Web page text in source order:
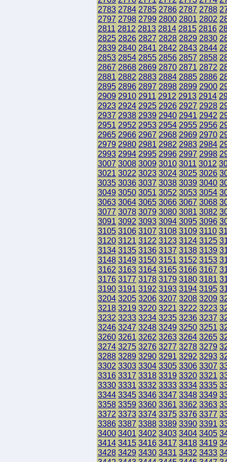
2783 2784 2785 2786 2787 2788
2797 2798 2799 2800 2801 2802
2811 2812 2813 2814 2815 2816
2825 2826 2827 2828 2829 2830
2839 2840 2841 2842 2843 2844
2853 2854 2855 2856 2857 2858
2867 2868 2869 2870 2871 2872
2881 2882 2883 2884 2885 2886
2895 2896 2897 2898 2899 2900
2909 2910 2911 2912 2913 2914
2923 2924 2925 2926 2927 2928
2937 2938 2939 2940 2941 2942
2951 2952 2953 2954 2955 2956
2965 2966 2967 2968 2969 2970
2979 2980 2981 2982 2983 2984
2993 2994 2995 2996 2997 2998
3007 3008 3009 3010 3011 3012
3021 3022 3023 3024 3025 3026
3035 3036 3037 3038 3039 3040
3049 3050 3051 3052 3053 3054
3063 3064 3065 3066 3067 3068
3077 3078 3079 3080 3081 3082
3091 3092 3093 3094 3095 3096
3105 3106 3107 3108 3109 3110
3120 3121 3122 3123 3124 3125
3134 3135 3136 3137 3138 3139
3148 3149 3150 3151 3152 3153
3162 3163 3164 3165 3166 3167
3176 3177 3178 3179 3180 3181
3190 3191 3192 3193 3194 3195
3204 3205 3206 3207 3208 3209
3218 3219 3220 3221 3222 3223
3232 3233 3234 3235 3236 3237
3246 3247 3248 3249 3250 3251
3260 3261 3262 3263 3264 3265
3274 3275 3276 3277 3278 3279
3288 3289 3290 3291 3292 3293
3302 3303 3304 3305 3306 3307
3316 3317 3318 3319 3320 3321
3330 3331 3332 3333 3334 3335
3344 3345 3346 3347 3348 3349
3358 3359 3360 3361 3362 3363
3372 3373 3374 3375 3376 3377
3386 3387 3388 3389 3390 3391
3400 3401 3402 3403 3404 3405
3414 3415 3416 3417 3418 3419
3428 3429 3430 3431 3432 3433